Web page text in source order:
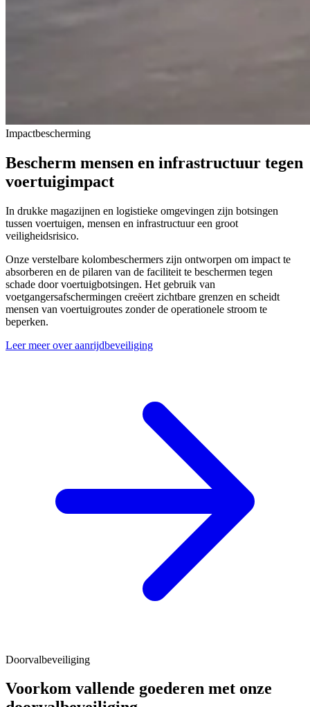
Impactbescherming
Bescherm mensen en infrastructuur tegen
voertuigimpact
In drukke magazijnen en logistieke omgevingen zijn botsingen
tussen voertuigen, mensen en infrastructuur een groot
veiligheidsrisico.
Onze verstelbare kolombeschermers zijn ontworpen om impact te
absorberen en de pilaren van de faciliteit te beschermen tegen
schade door voertuigbotsingen. Het gebruik van
voetgangersafschermingen creëert zichtbare grenzen en scheidt
mensen van voertuigroutes zonder de operationele stroom te
beperken.
Leer meer over aanrijdbeveiliging
Doorvalbeveiliging
Voorkom vallende goederen met onze